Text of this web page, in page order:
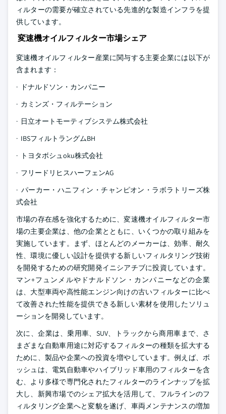
ィルターの需要が確立されている先進的な製造インフラを提
供しています。
変速機オイルフィルター市場シェア
変速機オイルフィルター産業に関与する主要企業には以下が
含まれます：
· ドナルドソン・カンパニー
· カミンズ・フィルテーション
· 日立オートモーティブシステム株式会社
· IBSフィルトラングムBH
· トヨタボシュoku株式会社
· フリードリヒスハーフェンAG
· パーカー・ハニフィン・チャンピオン・ラボラトリーズ株
式会社
市場の存在感を強化するために、変速機オイルフィルター市
場の主要企業は、他の企業とともに、いくつかの取り組みを
実施しています。まず、ほとんどのメーカーは、効率、耐久
性、環境に優しい設計を提供する新しいフィルタリング技術
を開発するための研究開発イニシアチブに投資しています。
マン+フュンメルやドナルドソン・カンパニーなどの企業
は、大型車両や高性能エンジン向けの古いフィルターに比べ
て改善された性能を提供できる新しい素材を使用したソリュ
ーションを開発しています。
次に、企業は、乗用車、SUV、トラックから商用車まで、さ
まざまな自動車用途に対応するフィルターの種類を拡大する
ために、製品や企業への投資を増やしています。例えば、ボ
ッシュは、電気自動車やハイブリッド車用のフィルターを含
む、より多様で専門化されたフィルターのラインナップを拡
大し、新興市場でのシェア拡大を活用して、フルラインのフ
ィルタリング企業へと変貌を遂げ、車両メンテナンスの増加